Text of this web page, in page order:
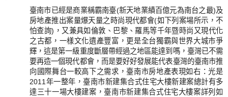
臺南市已經是商業稱霸南臺(新天地業績百億元為南台之最)及
房地產推出案量爆天量之時尚現代都會(如下列案場所示，不
怕查詢)，又兼具如倫敦、巴黎、羅馬等千年暨時尚又現代化
之古都，一樣文化遺產豐富，更是全台獨霸與世界大城市爭
輝，這是第一級重度斷層帶經過之地區能達到嗎，臺灣已不需
要再造一個現代都會，而是要好好發展能代表臺灣的臺南市推
向國際舞台一較高下之需求，臺南市房地產表現如右：光是
2011年一整年，臺南市新建集合式住宅大樓新建案總計有多
達三十一場大樓建案，臺南市新建集合式住宅大樓案詳列如